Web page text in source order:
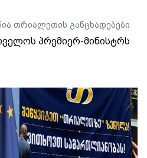
თრიალეთის განცხადებები
პრემიერ-მინისტრს